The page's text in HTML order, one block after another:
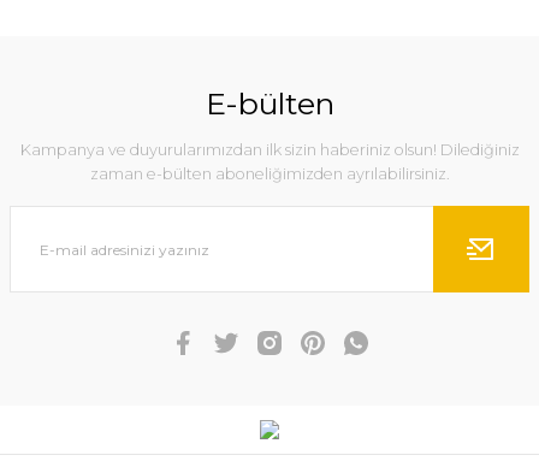
E-bülten
Kampanya ve duyurularımızdan ilk sizin haberiniz olsun! Dilediğiniz
zaman e-bülten aboneliğimizden ayrılabilirsiniz.